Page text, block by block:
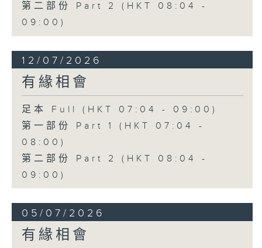
第二部份 Part 2 (HKT 08:04 -
09:00)
12/07/2026
有緣相會
足本 Full (HKT 07:04 - 09:00)
第一部份 Part 1 (HKT 07:04 -
08:00)
第二部份 Part 2 (HKT 08:04 -
09:00)
05/07/2026
有緣相會